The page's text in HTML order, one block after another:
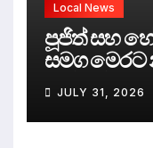
Local News
පූජිත් සහ
සමග මෙරට
ඇත්තේ
JULY 31, 2026